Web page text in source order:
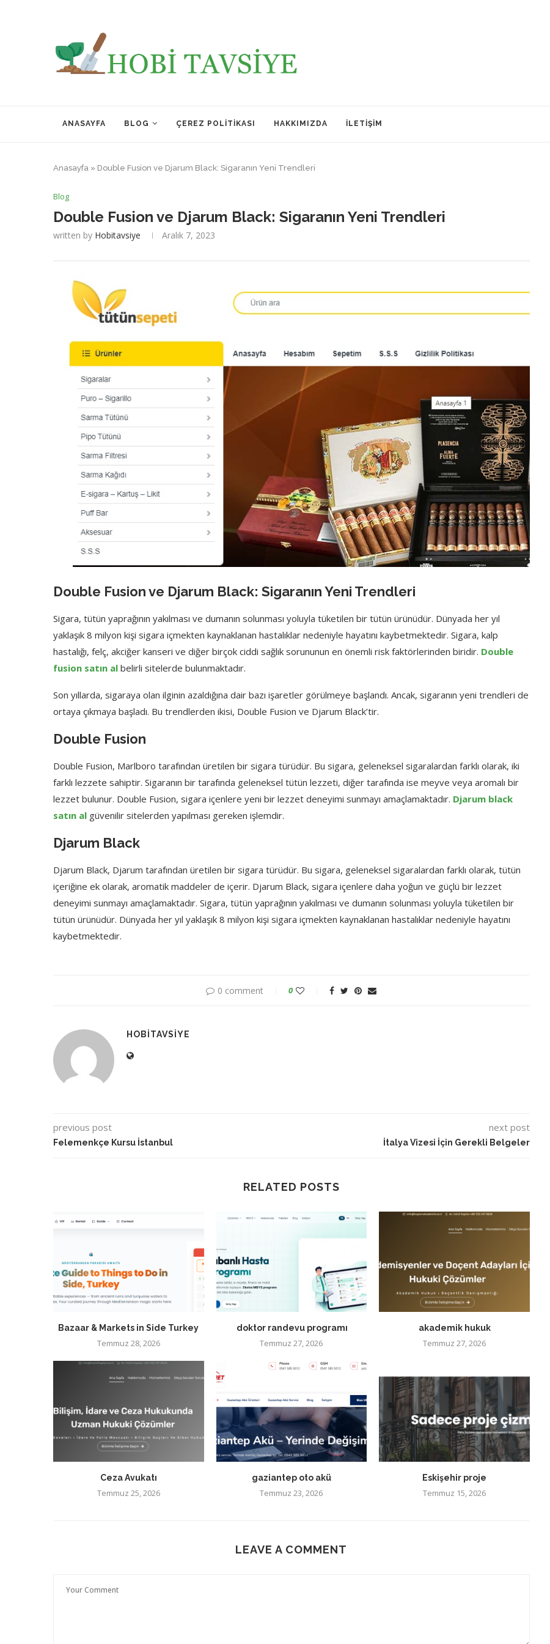
ANASAYFA BLOG ÇEREZ POLITIKASI HAKKIMIZDA İLETIŞIM
Anasayfa » Double Fusion ve Djarum Black: Sigaranın Yeni Trendleri
Blog
Double Fusion ve Djarum Black: Sigaranın Yeni Trendleri
written by Hobitavsiye Aralık 7, 2023
Double Fusion ve Djarum Black: Sigaranın Yeni Trendleri
Sigara, tütün yaprağının yakılması ve dumanın solunması yoluyla tüketilen bir tütün ürünüdür. Dünyada her yıl
yaklaşık 8 milyon kişi sigara içmekten kaynaklanan hastalıklar nedeniyle hayatını kaybetmektedir. Sigara, kalp
hastalığı, felç, akciğer kanseri ve diğer birçok ciddi sağlık sorununun en önemli risk faktörlerinden biridir. Double
fusion satın al belirli sitelerde bulunmaktadır.
Son yıllarda, sigaraya olan ilginin azaldığına dair bazı işaretler görülmeye başlandı. Ancak, sigaranın yeni trendleri de
ortaya çıkmaya başladı. Bu trendlerden ikisi, Double Fusion ve Djarum Black’tir.
Double Fusion
Double Fusion, Marlboro tarafından üretilen bir sigara türüdür. Bu sigara, geleneksel sigaralardan farklı olarak, iki
farklı lezzete sahiptir. Sigaranın bir tarafında geleneksel tütün lezzeti, diğer tarafında ise meyve veya aromalı bir
lezzet bulunur. Double Fusion, sigara içenlere yeni bir lezzet deneyimi sunmayı amaçlamaktadır. Djarum black
satın al güvenilir sitelerden yapılması gereken işlemdir.
Djarum Black
Djarum Black, Djarum tarafından üretilen bir sigara türüdür. Bu sigara, geleneksel sigaralardan farklı olarak, tütün
içeriğine ek olarak, aromatik maddeler de içerir. Djarum Black, sigara içenlere daha yoğun ve güçlü bir lezzet
deneyimi sunmayı amaçlamaktadır. Sigara, tütün yaprağının yakılması ve dumanın solunması yoluyla tüketilen bir
tütün ürünüdür. Dünyada her yıl yaklaşık 8 milyon kişi sigara içmekten kaynaklanan hastalıklar nedeniyle hayatını
kaybetmektedir.
0 comment 0
HOBITAVSIYE
previous post
Felemenkçe Kursu İstanbul
next post
İtalya Vizesi İçin Gerekli Belgeler
RELATED POSTS
Bazaar & Markets in Side Turkey
Temmuz 28, 2026
doktor randevu programı
Temmuz 27, 2026
akademik hukuk
Temmuz 27, 2026
Ceza Avukatı
Temmuz 25, 2026
gaziantep oto akü
Temmuz 23, 2026
Eskişehir proje
Temmuz 15, 2026
LEAVE A COMMENT